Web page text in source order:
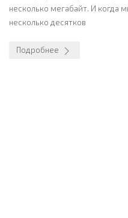
несколько мегабайт. И когда
несколько десятков
Подробнее